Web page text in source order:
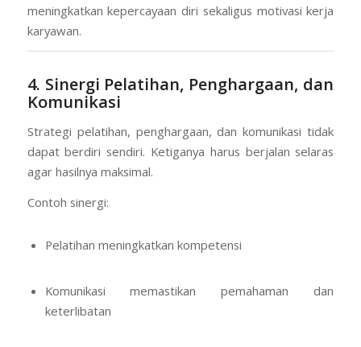
meningkatkan kepercayaan diri sekaligus motivasi kerja
karyawan.
4. Sinergi Pelatihan, Penghargaan, dan
Komunikasi
Strategi pelatihan, penghargaan, dan komunikasi tidak
dapat berdiri sendiri. Ketiganya harus berjalan selaras
agar hasilnya maksimal.
Contoh sinergi:
Pelatihan meningkatkan kompetensi
Komunikasi memastikan pemahaman dan
keterlibatan